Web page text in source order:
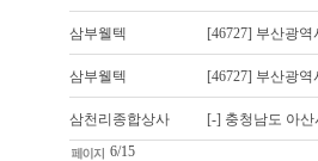
삼부웰텍 [46727] 부산광
삼부웰텍 [46727] 부산광
삼천리종합상사
[-] 충청남도 아
6/15